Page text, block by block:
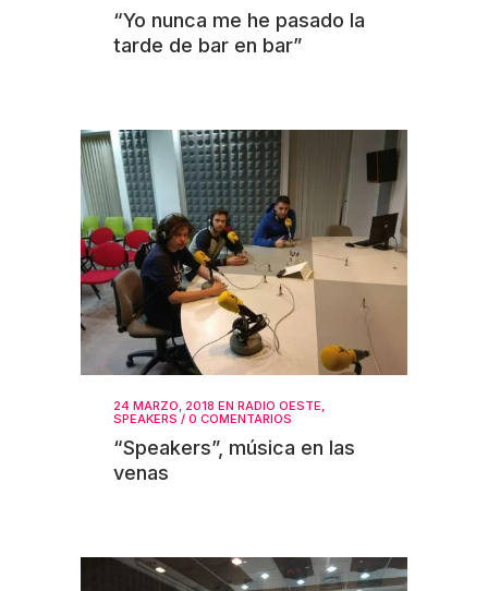
“Yo nunca me he pasado la
tarde de bar en bar”
24 MARZO, 2018 EN RADIO OESTE,
SPEAKERS / 0 COMENTARIOS
“Speakers”, música en las
venas